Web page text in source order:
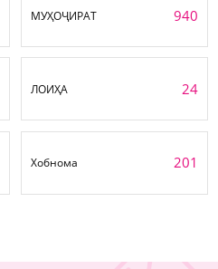
МУҲОҶИРАТ 940
ЛОИҲА 24
Хобнома 201